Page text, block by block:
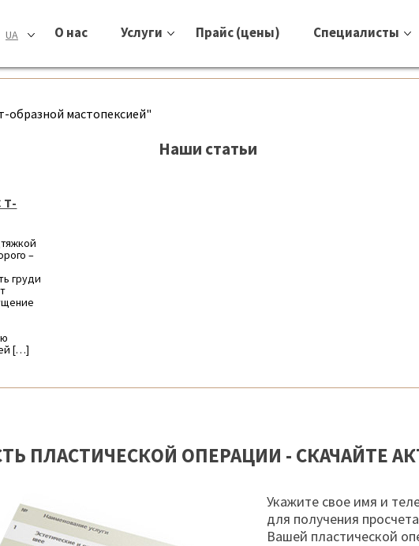
UA О нас Услуги Прайс (цены) Специалисты
образной мастопексией"
Наши статьи
Т-
–
груди
[…]
ПЛАСТИЧЕСКОЙ ОПЕРАЦИИ - СКАЧАЙТЕ
Укажите свое имя и
для получения
Вашей пластической